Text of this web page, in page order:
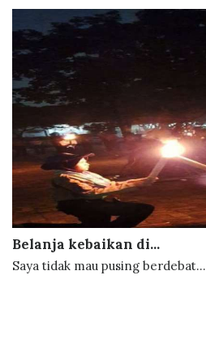
Belanja kebaikan di...
Saya tidak mau pusing berdebat...